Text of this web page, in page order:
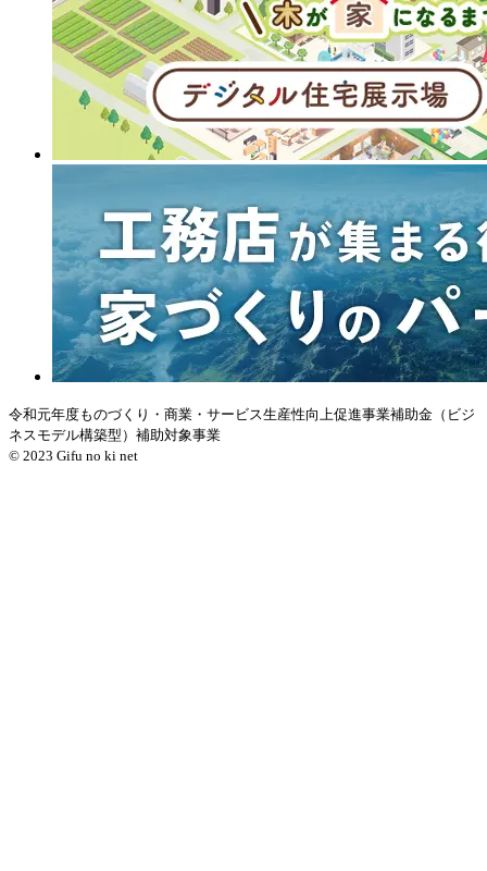
令和元年度ものづくり・商業・サービス生産性向上促進事業補助金（ビジ
ネスモデル構築型）補助対象事業
© 2023 Gifu no ki net